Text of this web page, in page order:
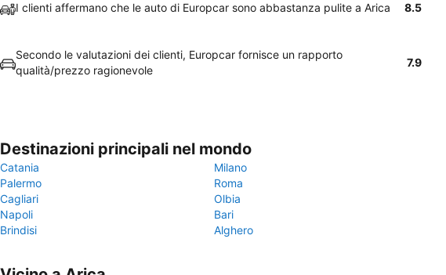
I clienti affermano che le auto di Europcar sono abbastanza pulite a Arica 8.5
Secondo le valutazioni dei clienti, Europcar fornisce un rapporto
qualità/prezzo ragionevole
7.9
Destinazioni principali nel mondo
Catania
Milano
Palermo
Roma
Cagliari
Olbia
Napoli
Bari
Brindisi
Alghero